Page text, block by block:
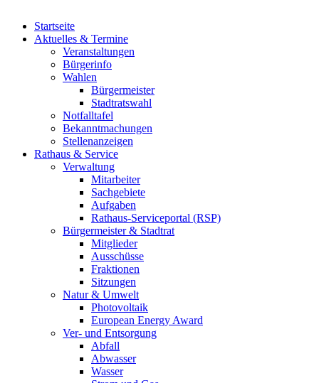
Startseite
Aktuelles & Termine
Veranstaltungen
Bürgerinfo
Wahlen
Bürgermeister
Stadtratswahl
Notfalltafel
Bekanntmachungen
Stellenanzeigen
Rathaus & Service
Verwaltung
Mitarbeiter
Sachgebiete
Aufgaben
Rathaus-Serviceportal (RSP)
Bürgermeister & Stadtrat
Mitglieder
Ausschüsse
Fraktionen
Sitzungen
Natur & Umwelt
Photovoltaik
European Energy Award
Ver- und Entsorgung
Abfall
Abwasser
Wasser